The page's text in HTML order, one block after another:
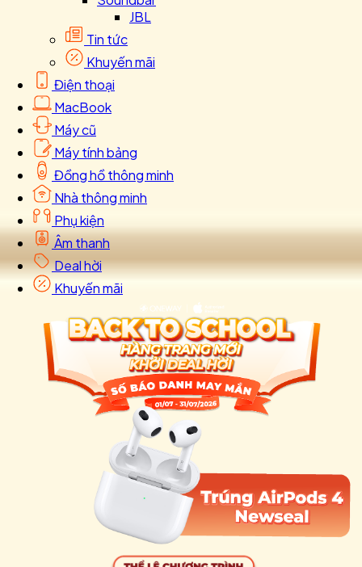
JBL
Tin tức
Khuyến mãi
Điện thoại
MacBook
Máy cũ
Máy tính bảng
Đồng hồ thông minh
Nhà thông minh
Phụ kiện
Âm thanh
Deal hời
Khuyến mãi